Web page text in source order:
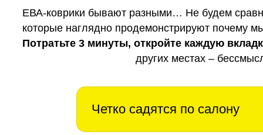
ЕВА-коврики бывают разными… Не будем
которые наглядно продемонстрируют почему
Потратьте 3 минуты, откройте каждую
других местах –
Четко садятся по салону